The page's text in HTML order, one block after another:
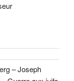
– Joseph